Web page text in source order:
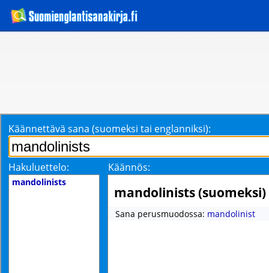
Käännettävä sana (suomeksi tai englanniksi):
Hakuluettelo: Käännös:
mandolinists
mandolinists (suomeksi)
Sana perusmuodossa: mandolinist